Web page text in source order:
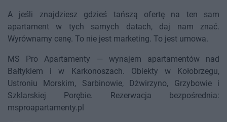
A jeśli znajdziesz gdzieś tańszą ofertę na ten sam
apartament w tych samych datach, daj nam znać.
Wyrównamy cenę. To nie jest marketing. To jest umowa.
MS Pro Apartamenty — wynajem apartamentów nad
Bałtykiem i w Karkonoszach. Obiekty w Kołobrzegu,
Ustroniu Morskim, Sarbinowie, Dżwirzyno, Grzybowie i
Szklarskiej Porębie. Rezerwacja bezpośrednia:
msproapartamenty.pl